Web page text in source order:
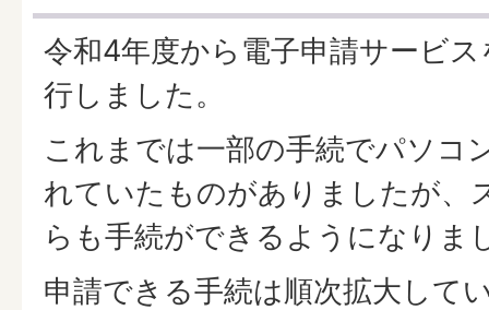
令和4年度から電子申請サービ
行しました。
これまでは一部の手続でパソコ
れていたものがありましたが、
らも手続ができるようになりま
申請できる手続は順次拡大して